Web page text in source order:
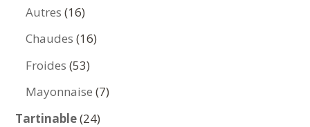
produits
Autres 1616
produits
Chaudes 1616
Froides 5353
produits
Mayonnaise 77
Tartinable 2424